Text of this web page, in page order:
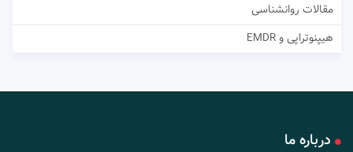
مقالات روانشناسی
هیپنوتراپی و EMDR
درباره ما